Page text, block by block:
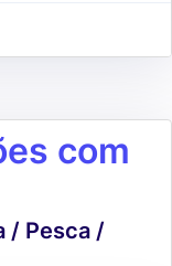
com
/ Pesca /